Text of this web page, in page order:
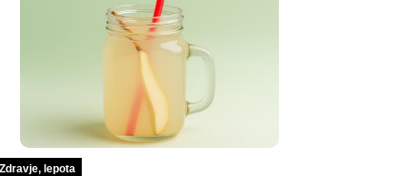
Zdravje, lepota